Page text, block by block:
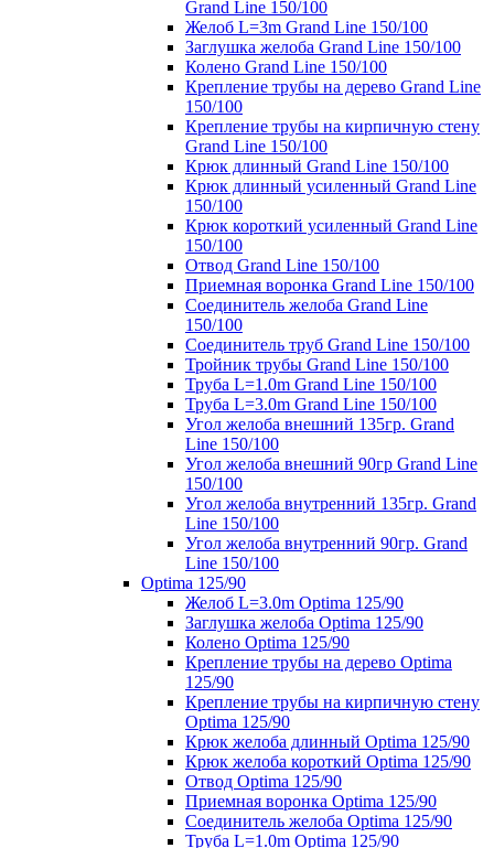
Grand Line 150/100
Желоб L=3m Grand Line 150/100
Заглушка желоба Grand Line 150/100
Колено Grand Line 150/100
Крепление трубы на дерево Grand Line
150/100
Крепление трубы на кирпичную стену
Grand Line 150/100
Крюк длинный Grand Line 150/100
Крюк длинный усиленный Grand Line
150/100
Крюк короткий усиленный Grand Line
150/100
Отвод Grand Line 150/100
Приемная воронка Grand Line 150/100
Соединитель желоба Grand Line
150/100
Соединитель труб Grand Line 150/100
Тройник трубы Grand Line 150/100
Труба L=1.0m Grand Line 150/100
Труба L=3.0m Grand Line 150/100
Угол желоба внешний 135гр. Grand
Line 150/100
Угол желоба внешний 90гр Grand Line
150/100
Угол желоба внутренний 135гр. Grand
Line 150/100
Угол желоба внутренний 90гр. Grand
Line 150/100
Optima 125/90
Желоб L=3.0m Optima 125/90
Заглушка желоба Optima 125/90
Колено Optima 125/90
Крепление трубы на дерево Optima
125/90
Крепление трубы на кирпичную стену
Optima 125/90
Крюк желоба длинный Optima 125/90
Крюк желоба короткий Optima 125/90
Отвод Optima 125/90
Приемная воронка Optima 125/90
Соединитель желоба Optima 125/90
Труба L=1.0m Optima 125/90